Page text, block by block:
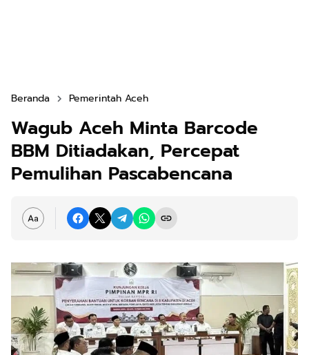
Beranda Pemerintah Aceh
Wagub Aceh Minta Barcode
BBM Ditiadakan, Percepat
Pemulihan Pascabencana